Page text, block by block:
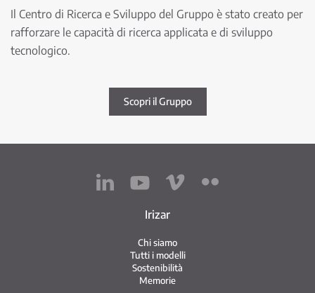
Il Centro di Ricerca e Sviluppo del Gruppo è stato creato per
rafforzare le capacità di ricerca applicata e di sviluppo
tecnologico.
Scopri il Gruppo
Irizar
Chi siamo
Tutti i modelli
Sostenibilità
Memorie